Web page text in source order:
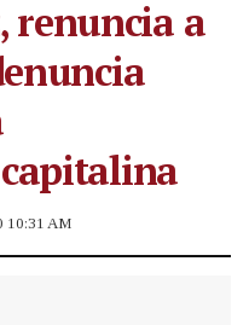
renuncia a
10:31 AM